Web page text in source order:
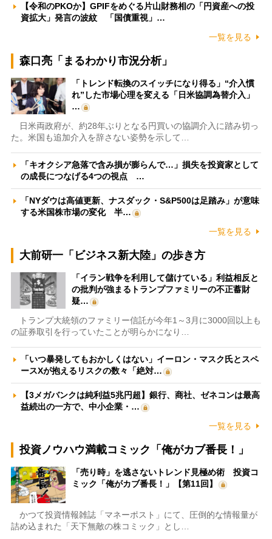
【令和のPKOか】GPIFをめぐる片山財務相の「円資産への投
資拡大」発言の波紋 「国債重視」…
一覧を見る
森口亮「まるわかり市況分析」
「トレンド転換のスイッチになり得る」“介入慣
れ”した市場心理を変える「日米協調為替介入」
…
日米両政府が、約28年ぶりとなる円買いの協調介入に踏み切っ
た。米国も追加介入を辞さない姿勢を示して…
「キオクシア急落で含み損が膨らんで…」損失を投資家として
の成長につなげる4つの視点 …
「NYダウは高値更新、ナスダック・S&P500は足踏み」が意味
する米国株市場の変化 半…
一覧を見る
大前研一「ビジネス新大陸」の歩き方
「イラン戦争を利用して儲けている」利益相反と
の批判が強まるトランプファミリーの不正蓄財
疑…
トランプ大統領のファミリー信託が今年1～3月に3000回以上も
の証券取引を行っていたことが明らかになり…
「いつ暴発してもおかしくはない」イーロン・マスク氏とスペ
ースXが抱えるリスクの数々「絶対…
【3メガバンクは純利益5兆円超】銀行、商社、ゼネコンは最高
益続出の一方で、中小企業・…
一覧を見る
投資ノウハウ満載コミック「俺がカブ番長！」
「売り時」を逃さないトレンド見極め術 投資コ
ミック「俺がカブ番長！」【第11回】
かつて投資情報雑誌「マネーポスト」にて、圧倒的な情報量が
詰め込まれた「天下無敵の株コミック」とし…